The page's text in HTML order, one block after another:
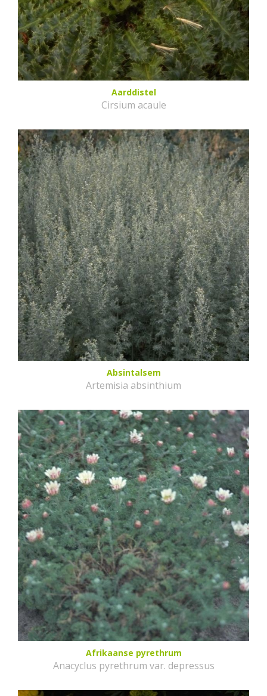
Aarddistel
Cirsium acaule
Absintalsem
Artemisia absinthium
Afrikaanse pyrethrum
Anacyclus pyrethrum var. depressus